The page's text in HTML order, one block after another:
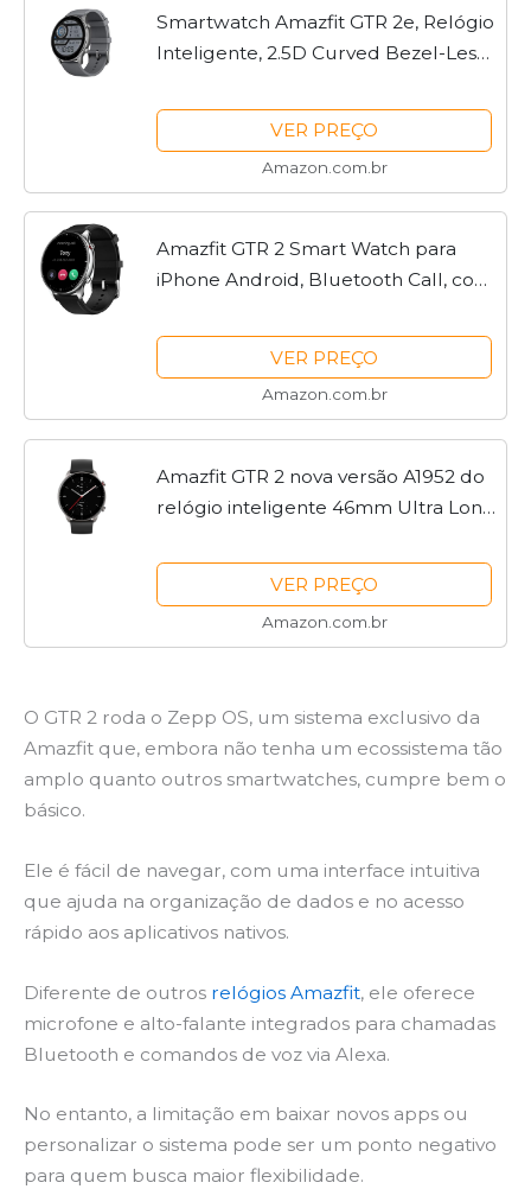
Smartwatch Amazfit GTR 2e, Relógio
Inteligente, 2.5D Curved Bezel-Less
Display, SpO2 & Stress Monitor, GPS
integrado, Bateria...
VER PREÇO
Amazon.com.br
Amazfit GTR 2 Smart Watch para
iPhone Android, Bluetooth Call, com
dias de duração da bateria, à prova
d'água, Clássico
VER PREÇO
Amazon.com.br
Amazfit GTR 2 nova versão A1952 do
relógio inteligente 46mm Ultra Long
incorporado para telefones Android
iOS (preto)
VER PREÇO
Amazon.com.br
O GTR 2 roda o Zepp OS, um sistema exclusivo da
Amazfit que, embora não tenha um ecossistema tão
amplo quanto outros smartwatches, cumpre bem o
básico.
Ele é fácil de navegar, com uma interface intuitiva
que ajuda na organização de dados e no acesso
rápido aos aplicativos nativos.
Diferente de outros relógios Amazfit, ele oferece
microfone e alto-falante integrados para chamadas
Bluetooth e comandos de voz via Alexa.
No entanto, a limitação em baixar novos apps ou
personalizar o sistema pode ser um ponto negativo
para quem busca maior flexibilidade.